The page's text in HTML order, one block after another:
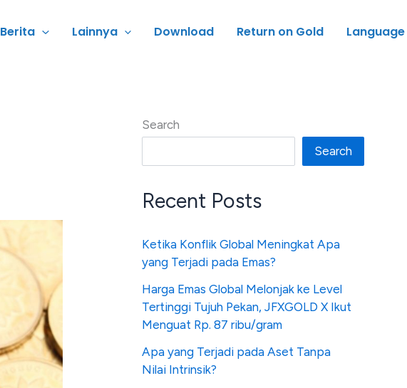
Berita Lainnya Download Return on Gold Language
Search
Search
Recent Posts
Ketika Konflik Global Meningkat Apa
yang Terjadi pada Emas?
Harga Emas Global Melonjak ke Level
Tertinggi Tujuh Pekan, JFXGOLD X Ikut
Menguat Rp. 87 ribu/gram
Apa yang Terjadi pada Aset Tanpa
Nilai Intrinsik?